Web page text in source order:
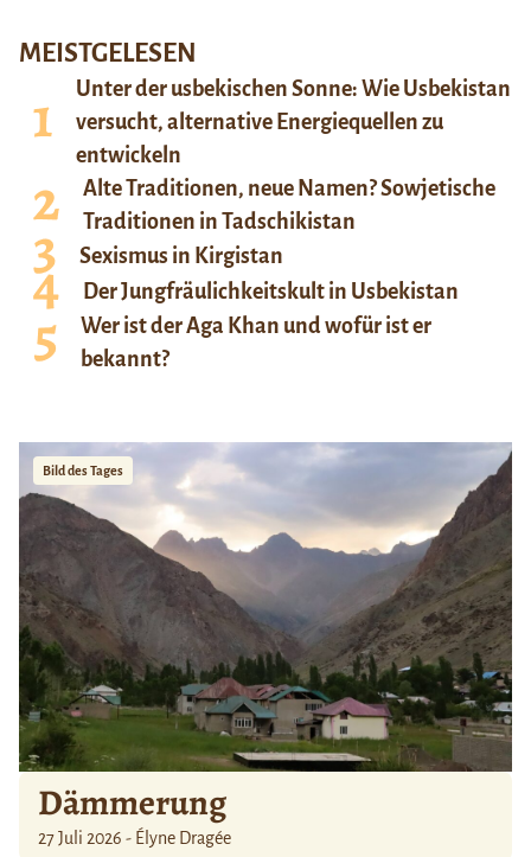
MEISTGELESEN
Unter der usbekischen Sonne: Wie Usbekistan
versucht, alternative Energiequellen zu
entwickeln
Alte Traditionen, neue Namen? Sowjetische
Traditionen in Tadschikistan
Sexismus in Kirgistan
Der Jungfräulichkeitskult in Usbekistan
Wer ist der Aga Khan und wofür ist er
bekannt?
Bild des Tages
Dämmerung
27 Juli 2026 - Élyne Dragée